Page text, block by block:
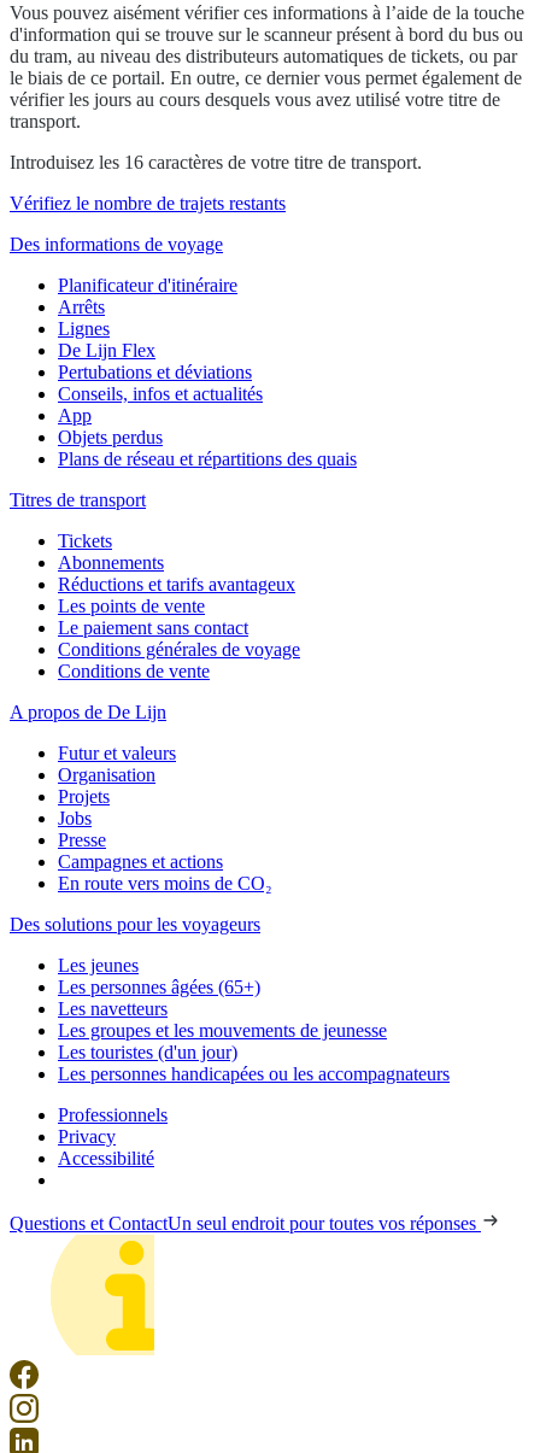
Vous pouvez aisément vérifier ces informations à l’aide de la touche
d'information qui se trouve sur le scanneur présent à bord du bus ou
du tram, au niveau des distributeurs automatiques de tickets, ou par
le biais de ce portail. En outre, ce dernier vous permet également de
vérifier les jours au cours desquels vous avez utilisé votre titre de
transport.
Introduisez les 16 caractères de votre titre de transport.
Vérifiez le nombre de trajets restants
Des informations de voyage
Planificateur d'itinéraire
Arrêts
Lignes
De Lijn Flex
Pertubations et déviations
Conseils, infos et actualités
App
Objets perdus
Plans de réseau et répartitions des quais
Titres de transport
Tickets
Abonnements
Réductions et tarifs avantageux
Les points de vente
Le paiement sans contact
Conditions générales de voyage
Conditions de vente
A propos de De Lijn
Futur et valeurs
Organisation
Projets
Jobs
Presse
Campagnes et actions
En route vers moins de CO₂
Des solutions pour les voyageurs
Les jeunes
Les personnes âgées (65+)
Les navetteurs
Les groupes et les mouvements de jeunesse
Les touristes (d'un jour)
Les personnes handicapées ou les accompagnateurs
Professionnels
Privacy
Accessibilité
Questions et ContactUn seul endroit pour toutes vos réponses